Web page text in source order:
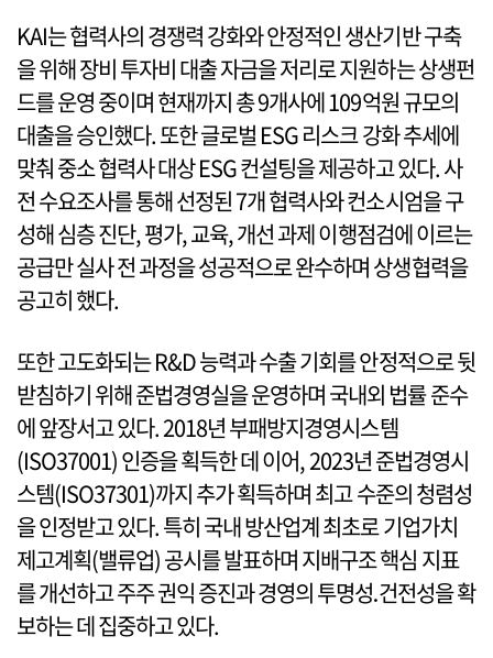
KAI는 협력사의 경쟁력 강화와 안정적인 생산기반 구축
을 위해 장비 투자비 대출 자금을 저리로 지원하는 상생펀
드를 운영 중이며 현재까지 총 9개사에 109억원 규모의
대출을 승인했다. 또한 글로벌 ESG 리스크 강화 추세에
맞춰 중소 협력사 대상 ESG 컨설팅을 제공하고 있다. 사
전 수요조사를 통해 선정된 7개 협력사와 컨소시엄을 구
성해 심층 진단, 평가, 교육, 개선 과제 이행점검에 이르는
공급만 실사 전 과정을 성공적으로 완수하며 상생협력을
공고히 했다.
또한 고도화되는 R&D 능력과 수출 기회를 안정적으로 뒷
받침하기 위해 준법경영실을 운영하며 국내외 법률 준수
에 앞장서고 있다. 2018년 부패방지경영시스템
(ISO37001) 인증을 획득한 데 이어, 2023년 준법경영시
스템(ISO37301)까지 추가 획득하며 최고 수준의 청렴성
을 인정받고 있다. 특히 국내 방산업계 최초로 기업가치
제고계획(밸류업) 공시를 발표하며 지배구조 핵심 지표
를 개선하고 주주 권익 증진과 경영의 투명성․건전성을 확
보하는 데 집중하고 있다.